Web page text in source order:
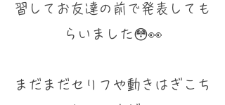
習してお友達の前で発表しても
らいました😳👀⁡
⁡まだまだセリフや動きはぎこち